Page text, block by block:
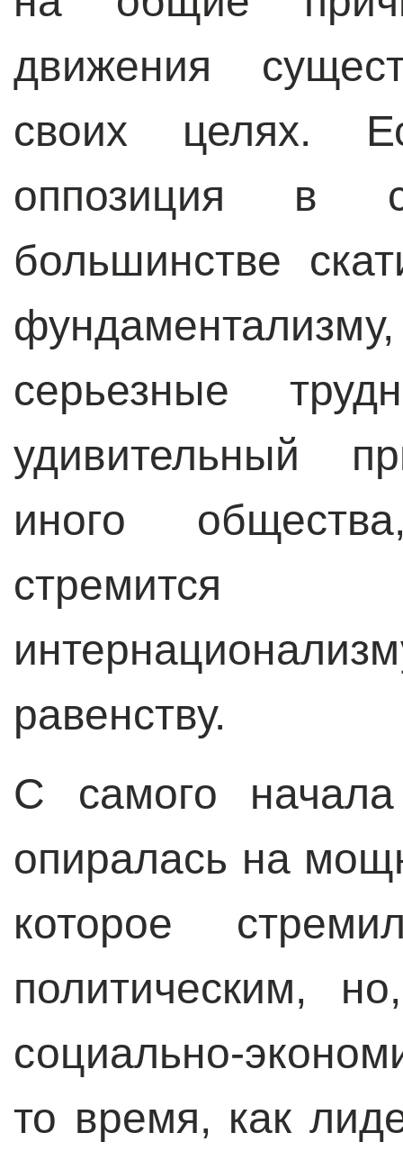
движения
своих целях.
оппозиция в
большинстве
серьезные
удивительный
иного
стремится
равенству.
С самого
опиралась на
которое
политическим,
социально-
то время, как